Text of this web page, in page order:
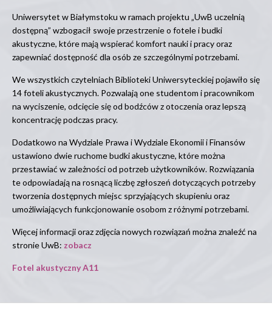
Uniwersytet w Białymstoku w ramach projektu „UwB uczelnią
dostępną” wzbogacił swoje przestrzenie o fotele i budki
akustyczne, które mają wspierać komfort nauki i pracy oraz
zapewniać dostępność dla osób ze szczególnymi potrzebami.
We wszystkich czytelniach Biblioteki Uniwersyteckiej pojawiło się
14 foteli akustycznych. Pozwalają one studentom i pracownikom
na wyciszenie, odcięcie się od bodźców z otoczenia oraz lepszą
koncentrację podczas pracy.
Dodatkowo na Wydziale Prawa i Wydziale Ekonomii i Finansów
ustawiono dwie ruchome budki akustyczne, które można
przestawiać w zależności od potrzeb użytkowników. Rozwiązania
te odpowiadają na rosnącą liczbę zgłoszeń dotyczących potrzeby
tworzenia dostępnych miejsc sprzyjających skupieniu oraz
umożliwiających funkcjonowanie osobom z różnymi potrzebami.
Więcej informacji oraz zdjęcia nowych rozwiązań można znaleźć na
stronie UwB: zobacz
Fotel akustyczny A11